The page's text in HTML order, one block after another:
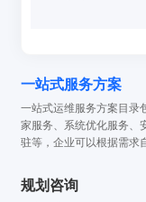
一站式服务方案
一站式运维服务方案目录
家服务、系统优化服务、
驻等，企业可以根据需求
规划咨询